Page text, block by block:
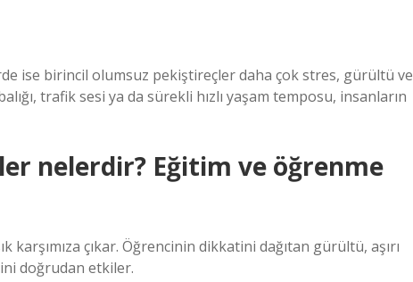
ise birincil olumsuz pekiştireçler daha çok stres, gürültü ve
trafik sesi ya da sürekli hızlı yaşam temposu, insanların
nelerdir? Eğitim ve öğrenme
çıkar. Öğrencinin dikkatini dağıtan gürültü, aşırı
doğrudan etkiler.